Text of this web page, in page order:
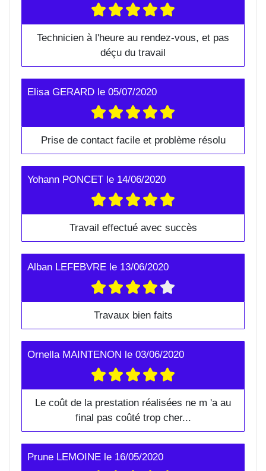
Technicien à l'heure au rendez-vous, et pas
déçu du travail
Elisa GERARD le 05/07/2020
Prise de contact facile et problème résolu
Yohann PONCET le 14/06/2020
Travail effectué avec succès
Alban LEFEBVRE le 13/06/2020
Travaux bien faits
Ornella MAINTENON le 03/06/2020
Le coût de la prestation réalisées ne m 'a au
final pas coûté trop cher...
Prune LEMOINE le 16/05/2020